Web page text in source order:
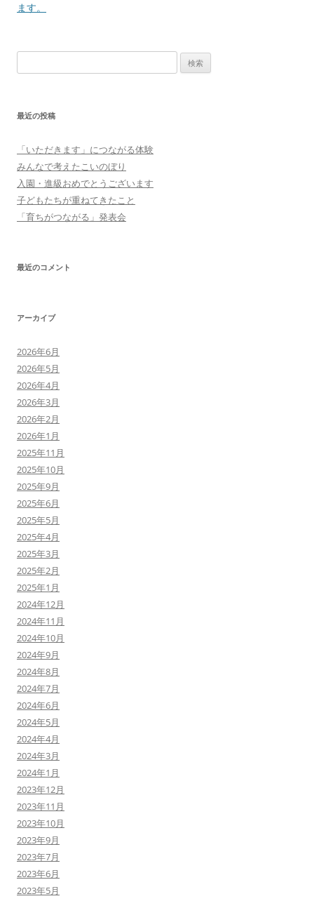
稿
ン
ます。
索:
最近の投稿
「いただきます」につながる体験
みんなで考えたこいのぼり
入園・進級おめでとうございます
子どもたちが重ねてきたこと
「育ちがつながる」発表会
最近のコメント
アーカイブ
2026年6月
2026年5月
2026年4月
2026年3月
2026年2月
2026年1月
2025年11月
2025年10月
2025年9月
2025年6月
2025年5月
2025年4月
2025年3月
2025年2月
2025年1月
2024年12月
2024年11月
2024年10月
2024年9月
2024年8月
2024年7月
2024年6月
2024年5月
2024年4月
2024年3月
2024年1月
2023年12月
2023年11月
2023年10月
2023年9月
2023年7月
2023年6月
2023年5月